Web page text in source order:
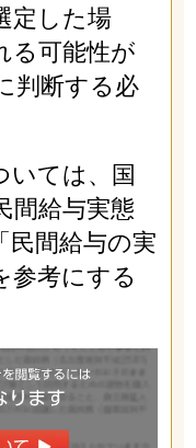
定した場
る可能性が
判断する必
いては、国
間給与実態
民間給与の実
参考にする